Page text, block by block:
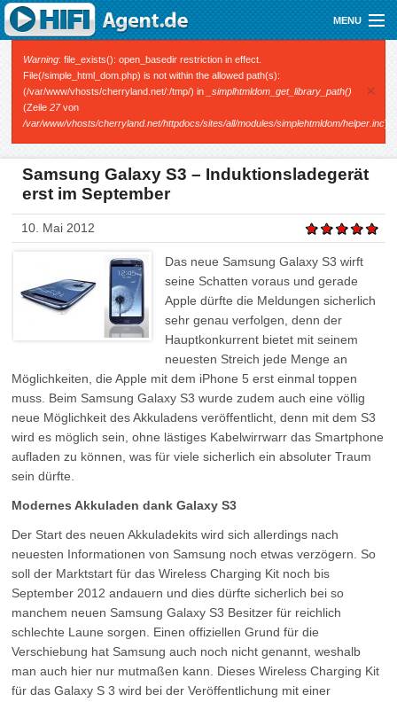
Direkt zum Inhalt
MENU
Gutscheine
Audio
Mobile
Fehlermeldung
Warning: file_exists(): open_basedir restriction in effect.
File(/simple_html_dom.php) is not within the allowed path(s):
(/var/www/vhosts/cherryland.net/:/tmp/) in
_simplhtmldom_get_library_path()
(Zeile27von
/var/www/vhosts/cherryland.net/httpdocs/sites/all/modules/simplehtmldom/helper.inc).
×
Samsung Galaxy S3 – Induktionsladegerät
erst im September
10. Mai 2012
Das neue Samsung Galaxy S3 wirft
seine Schatten voraus und gerade
Apple dürfte die Meldungen sicherlich
sehr genau verfolgen, denn der
Hauptkonkurrent bietet mit seinem
neuesten Streich jede Menge an
Möglichkeiten, die Apple mit dem iPhone 5 erst einmal toppen
muss. Beim Samsung Galaxy S3 wurde zudem auch eine völlig
neue Möglichkeit des Akkuladens veröffentlicht, denn mit dem S3
wird es möglich sein, ohne lästiges Kabelwirrwarr das Smartphone
aufladen zu können, was für viele sicherlich ein absoluter Traum
sein dürfte.
Modernes Akkuladen dank Galaxy S3
Der Start des neuen Akkuladekits wird sich allerdings nach
neuesten Informationen von Samsung noch etwas verzögern. So
soll der Marktstart für das Wireless Charging Kit noch bis
September 2012 andauern und dies dürfte sicherlich bei so
manchem neuen Samsung Galaxy S3 Besitzer für reichlich
schlechte Laune sorgen. Einen offiziellen Grund für die
Verschiebung hat Samsung auch noch nicht genannt, weshalb
man auch hier nur mutmaßen kann. Dieses Wireless Charging Kit
für das Galaxy S 3 wird bei der Veröffentlichung mit einer